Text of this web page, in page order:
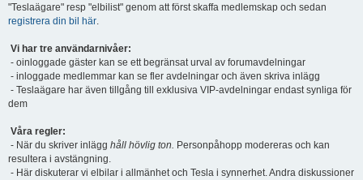
"Teslaägare" resp "elbilist" genom att först skaffa medlemskap och sedan
registrera din bil här.
Vi har tre användarnivåer:
- oinloggade gäster kan se ett begränsat urval av forumavdelningar
- inloggade medlemmar kan se fler avdelningar och även skriva inlägg
- Teslaägare har även tillgång till exklusiva VIP-avdelningar endast synliga för
dem
Våra regler:
- När du skriver inlägg håll hövlig ton. Personpåhopp modereras och kan
resultera i avstängning.
- Här diskuterar vi elbilar i allmänhet och Tesla i synnerhet. Andra diskussioner